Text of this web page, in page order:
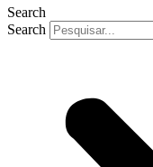
Search
Search